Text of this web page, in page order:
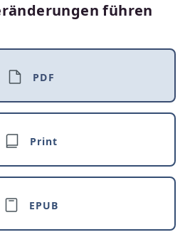
führen
PDF
Print
EPUB